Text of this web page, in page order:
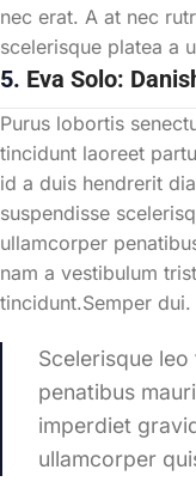
nec erat. A at nec
scelerisque platea a
5. Eva Solo:
Purus lobortis
tincidunt laoreet
id a duis hendrerit
suspendisse
ullamcorper
nam a vestibulum
tincidunt.Semper dui.
Scelerisque
penatibus
imperdiet
ullamcorper